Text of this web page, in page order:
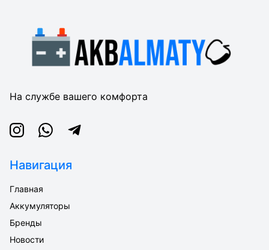
На службе вашего комфорта
InstagramWhatsappTelegram
Навигация
Главная
Аккумуляторы
Бренды
Новости